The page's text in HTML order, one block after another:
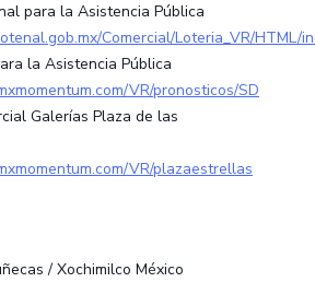
para la Asistencia Pública
Comercial/Loteria_VR/HTML/
la Asistencia Pública
VR/pronosticos/SD
Galerías Plaza de las
VR/plazaestrellas
/ Xochimilco México